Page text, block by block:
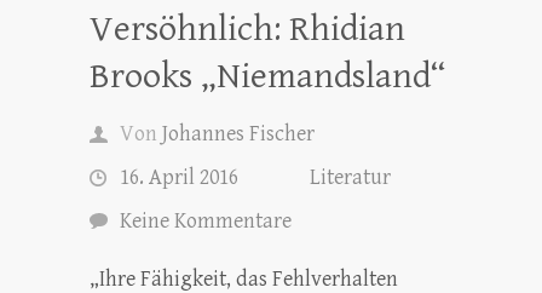
Versöhnlich: Rhidian
Brooks „Niemandsland“
Von Johannes Fischer
16. April 2016
Literatur
Keine Kommentare
„Ihre Fähigkeit, das Fehlverhalten